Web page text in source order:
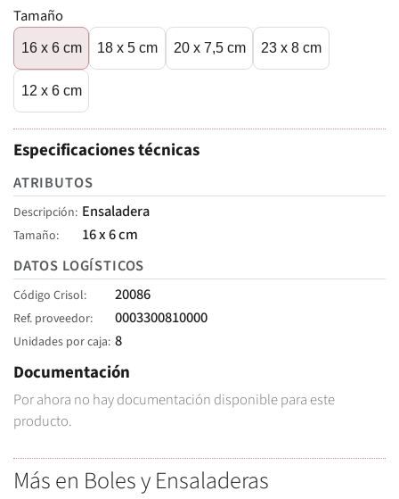
Tamaño
16 x 6 cm 18 x 5 cm 20 x 7,5 cm 23 x 8 cm
12 x 6 cm
Especificaciones técnicas
ATRIBUTOS
Descripción Ensaladera
Tamaño
16 x 6 cm
DATOS LOGÍSTICOS
Código Crisol 20086
Ref. proveedor 0003300810000
Unidades por caja 8
Documentación
Por ahora no hay documentación disponible para este
producto.
Más en Boles y Ensaladeras